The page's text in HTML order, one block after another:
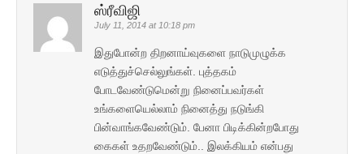
ஸ்ரீவிஜி
July 11, 2014 at 10:18 pm
இதுபோன்ற திறனாய்வுகளை நாடுமுழுக்க
எடுத்துச்செல்லுங்கள். புத்தகம்
போடவேண்டுமென்று நினைப்பவர்கள்
உங்களையெல்லாம் நினைத்து நடுங்கி
பின்வாங்கவேண்டும். பேனா பிடிக்கின்றபோது
கைகள் உதறவேண்டும்.. இலக்கியம் என்பது